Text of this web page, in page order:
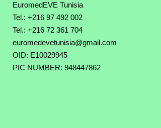
EuromedEVE Tunisia
Tel.: +216 97 492 002
Tel.: +216 72 361 704
euromedevetunisia@gmail.com
OID: E10029945
PIC NUMBER: 948447862